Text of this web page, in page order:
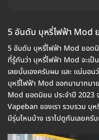
5 อันดับ บุหรี่ไฟฟ้า Mod
5 อันดับ บุหรี่ไฟฟ้า Mod ยอดนิ
ที่รู้กันว่า บุหรี่ไฟฟ้า Mod จะเป็
เลยนั่นเองครับผม และ แน่นอ
บุหรี่ไฟฟ้า Mod ออกมามากมา
Mod ยอดนิยม ประจำปี 2023
Vapeban ของเรา รวบรวม บุ
มีรุ่นไหนบ้าง เราไปดูกันเลยครั